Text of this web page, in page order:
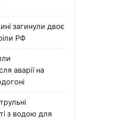
загинули двоє
РФ
аварії на
з водою для